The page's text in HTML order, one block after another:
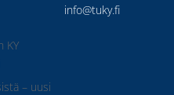
KY
– uusi
info@tuky.fi